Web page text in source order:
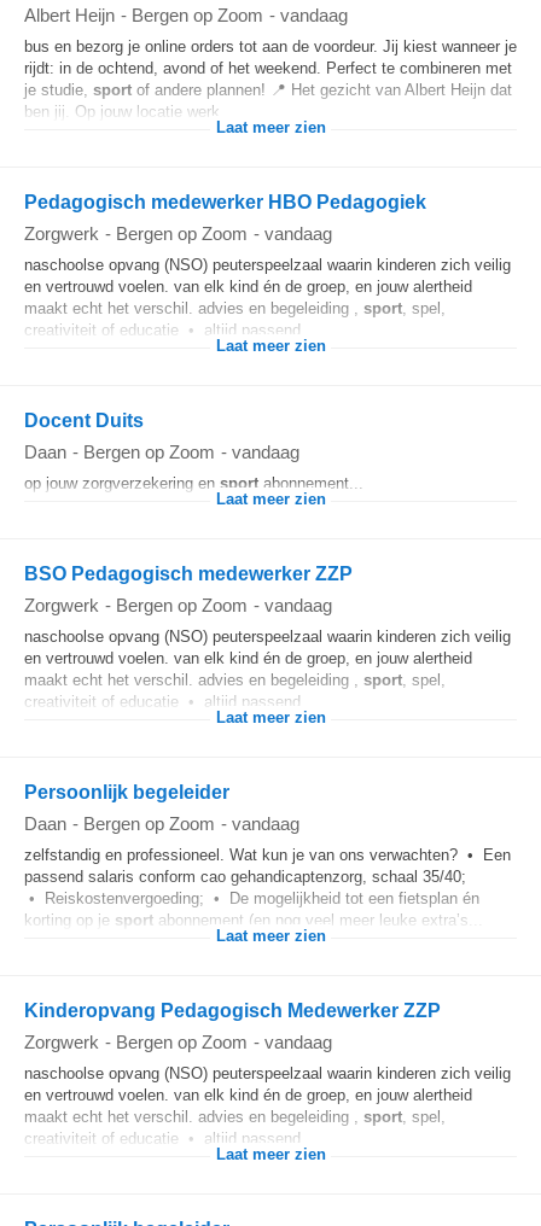
Albert Heijn - Bergen op Zoom - vandaag
bus en bezorg je online orders tot aan de voordeur. Jij kiest wanneer je
rijdt: in de ochtend, avond of het weekend. Perfect te combineren met
je studie, sport of andere plannen! 📍 Het gezicht van Albert Heijn dat
ben jij. Op jouw locatie werk...
Laat meer zien
Pedagogisch medewerker HBO Pedagogiek
Zorgwerk - Bergen op Zoom - vandaag
naschoolse opvang (NSO) peuterspeelzaal waarin kinderen zich veilig
en vertrouwd voelen. van elk kind én de groep, en jouw alertheid
maakt echt het verschil. advies en begeleiding , sport, spel,
creativiteit of educatie • altijd passend...
Laat meer zien
Docent Duits
Daan - Bergen op Zoom - vandaag
op jouw zorgverzekering en sport abonnement...
Laat meer zien
BSO Pedagogisch medewerker ZZP
Zorgwerk - Bergen op Zoom - vandaag
naschoolse opvang (NSO) peuterspeelzaal waarin kinderen zich veilig
en vertrouwd voelen. van elk kind én de groep, en jouw alertheid
maakt echt het verschil. advies en begeleiding , sport, spel,
creativiteit of educatie • altijd passend...
Laat meer zien
Persoonlijk begeleider
Daan - Bergen op Zoom - vandaag
zelfstandig en professioneel. Wat kun je van ons verwachten? • Een
passend salaris conform cao gehandicaptenzorg, schaal 35/40;
• Reiskostenvergoeding; • De mogelijkheid tot een fietsplan én
korting op je sport abonnement (en nog veel meer leuke extra’s...
Laat meer zien
Kinderopvang Pedagogisch Medewerker ZZP
Zorgwerk - Bergen op Zoom - vandaag
naschoolse opvang (NSO) peuterspeelzaal waarin kinderen zich veilig
en vertrouwd voelen. van elk kind én de groep, en jouw alertheid
maakt echt het verschil. advies en begeleiding , sport, spel,
creativiteit of educatie • altijd passend...
Laat meer zien